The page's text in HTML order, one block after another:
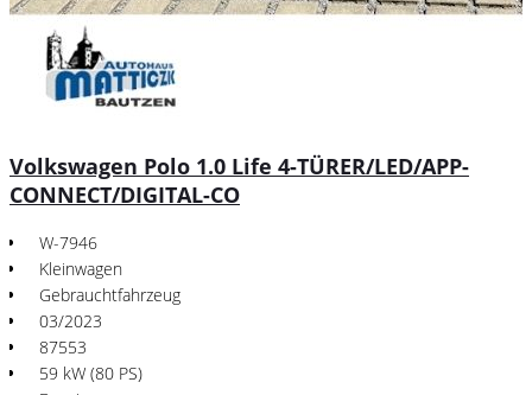
Volkswagen Polo 1.0 Life 4-TÜRER/LED/APP-
CONNECT/DIGITAL-CO
W-7946
Kleinwagen
Gebrauchtfahrzeug
03/2023
87553
59 kW (80 PS)